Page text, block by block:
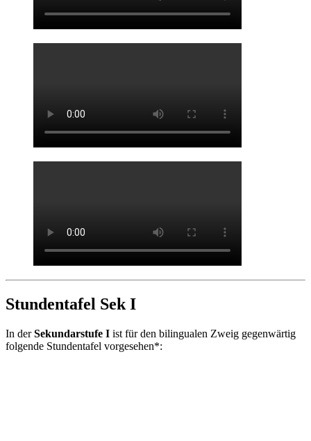
Stundentafel Sek I
In derSekundarstufe I ist für den bilingualen Zweig gegenwärtig
folgende Stundentafel vorgesehen*: